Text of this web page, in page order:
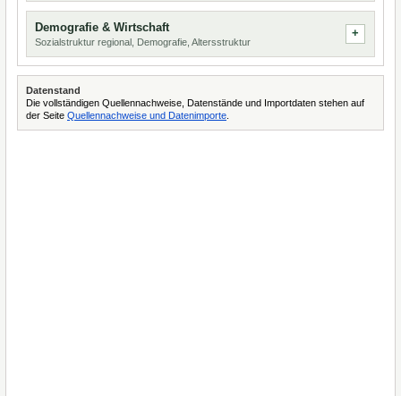
Demografie & Wirtschaft
Sozialstruktur regional, Demografie, Altersstruktur
Datenstand
Die vollständigen Quellennachweise, Datenstände und Importdaten stehen auf
der Seite Quellennachweise und Datenimporte